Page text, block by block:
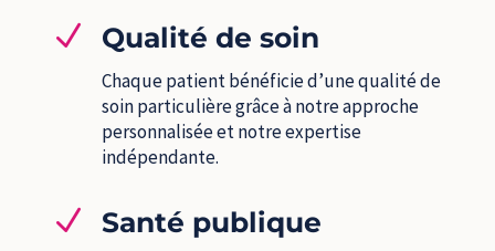
N Qualité de soin
Chaque patient bénéficie d’une qualité de
soin particulière grâce à notre approche
personnalisée et notre expertise
indépendante.
N Santé publique